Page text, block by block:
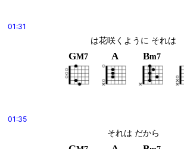
01:31
は花咲くように それは
GM7 A Bm7
01:35
それは だから